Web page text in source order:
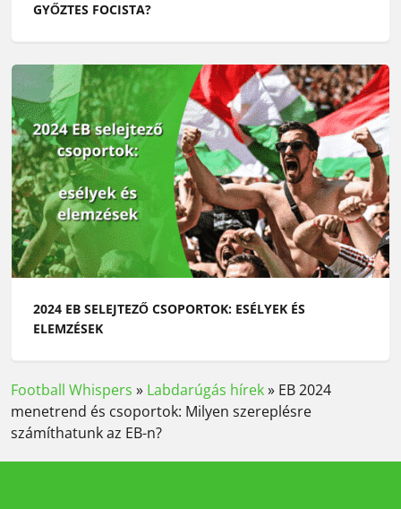
GYŐZTES FOCISTA?
2024 EB SELEJTEZŐ CSOPORTOK: ESÉLYEK ÉS
ELEMZÉSEK
Football Whispers » Labdarúgás hírek» EB 2024
menetrend és csoportok: Milyen szereplésre
számíthatunk az EB-n?